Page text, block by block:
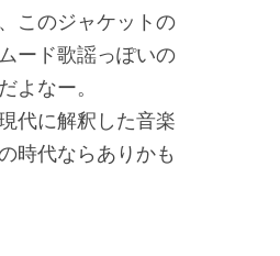
このジャケットの
ード歌謡っぽいの
よなー。
代に解釈した音楽
時代ならありかも